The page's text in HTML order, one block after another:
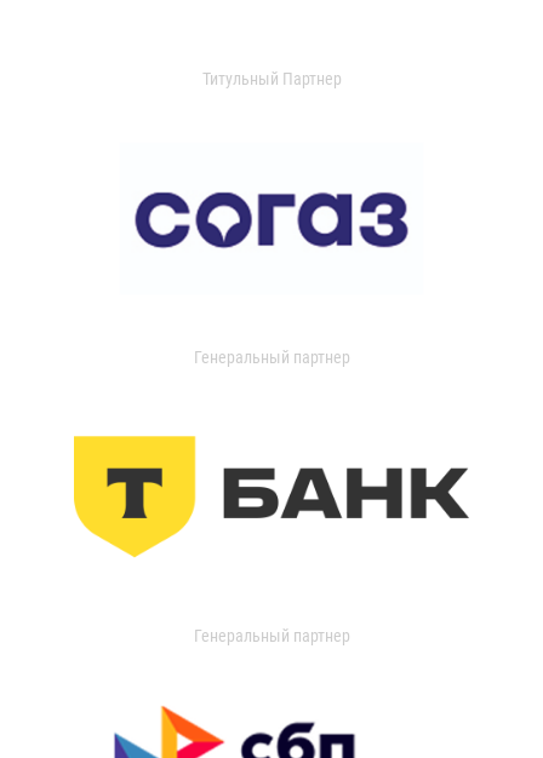
Титульный Партнер
Генеральный партнер
Генеральный партнер